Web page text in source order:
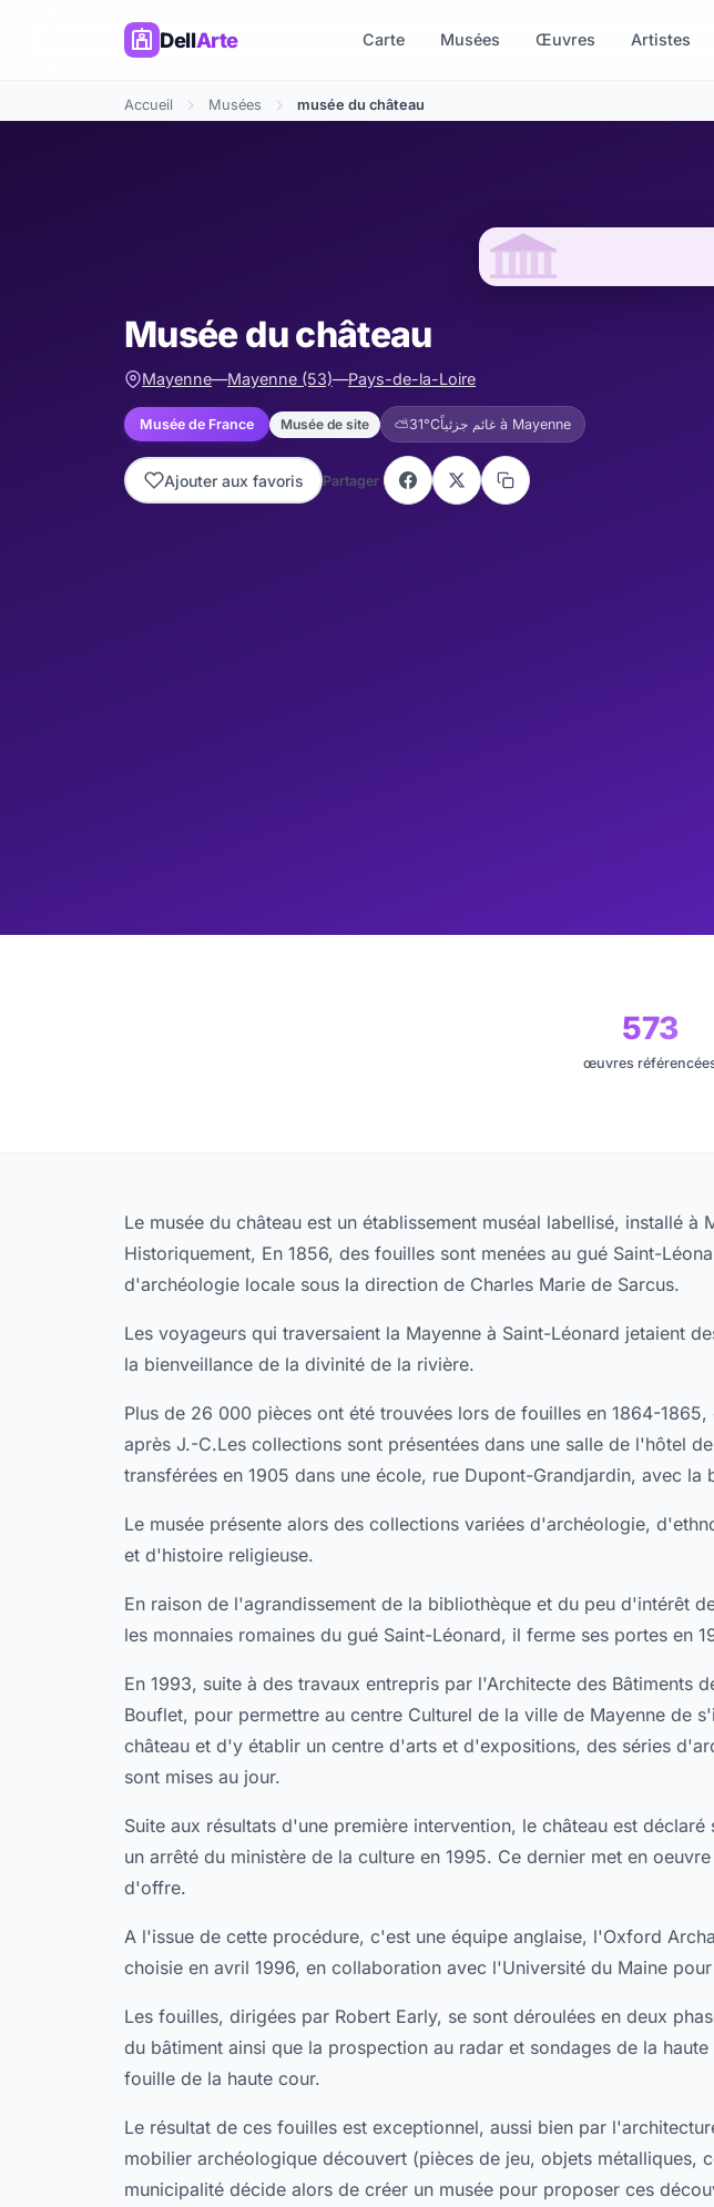
DellArte Carte Musées Œuvres Artistes
Accueil Musées musée du château
Musée du château
Mayenne—Mayenne (53)—Pays-de-la-Loire
Musée de France Musée de site ⛅31°C غائم جزئياً à Mayenne
Ajouter aux favoris Partager
573
œuvres
Le musée du château est un établissement muséal labellisé, installé à
Historiquement, En 1856, des fouilles sont menées au gué Saint-
d'archéologie locale sous la direction de Charles Marie de Sarcus.
Les voyageurs qui traversaient la Mayenne à Saint-Léonard jetaient
la bienveillance de la divinité de la rivière.
Plus de 26 000 pièces ont été trouvées lors de fouilles en 1864-
après J.-C.Les collections sont présentées dans une salle de l'hôtel
transférées en 1905 dans une école, rue Dupont-Grandjardin, avec la
Le musée présente alors des collections variées d'archéologie,
et d'histoire religieuse.
En raison de l'agrandissement de la bibliothèque et du peu d'intérêt
les monnaies romaines du gué Saint-Léonard, il ferme ses portes en
En 1993, suite à des travaux entrepris par l'Architecte des Bâtiments
Bouflet, pour permettre au centre Culturel de la ville de Mayenne de
château et d'y établir un centre d'arts et d'expositions, des séries
sont mises au jour.
Suite aux résultats d'une première intervention, le château est
un arrêté du ministère de la culture en 1995. Ce dernier met en
d'offre.
A l'issue de cette procédure, c'est une équipe anglaise, l'Oxford
choisie en avril 1996, en collaboration avec l'Université du Maine
Les fouilles, dirigées par Robert Early, se sont déroulées en deux
du bâtiment ainsi que la prospection au radar et sondages de la
fouille de la haute cour.
Le résultat de ces fouilles est exceptionnel, aussi bien par
mobilier archéologique découvert (pièces de jeu, objets métalliques,
municipalité décide alors de créer un musée pour proposer ces